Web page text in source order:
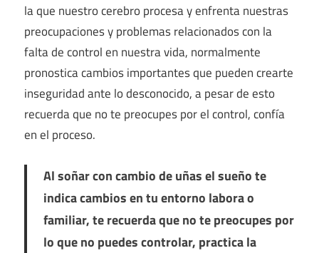
la que nuestro cerebro procesa y enfrenta nuestras
preocupaciones y problemas relacionados con la
falta de control en nuestra vida, normalmente
pronostica cambios importantes que pueden crearte
inseguridad ante lo desconocido, a pesar de esto
recuerda que no te preocupes por el control, confía
en el proceso.
Al soñar con cambio de uñas el sueño te
indica cambios en tu entorno labora o
familiar, te recuerda que no te preocupes por
lo que no puedes controlar, practica la